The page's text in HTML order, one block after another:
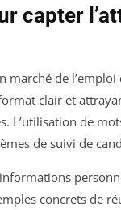
capter
marché de
clair et
L’utilisation de
de suivi de
concrets de